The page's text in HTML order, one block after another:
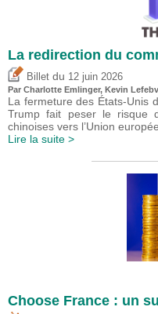
La redirection du
Billet du 12 juin 2026
Par Charlotte Emlinger, Kevin
La fermeture des États-Unis
Trump fait peser le risque
chinoises vers l’Union
Lire la suite >
Choose France : un